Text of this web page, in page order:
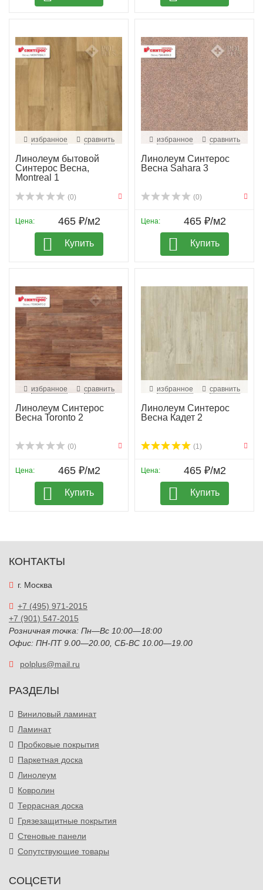
избранное сравнить
Линолеум бытовой
Синтерос Весна,
Montreal 1
(0)
Цена: 465 ₽/м2
Купить
избранное сравнить
Линолеум Синтерос
Весна Sahara 3
(0)
Цена: 465 ₽/м2
Купить
избранное сравнить
Линолеум Синтерос
Весна Toronto 2
(0)
Цена: 465 ₽/м2
Купить
избранное сравнить
Линолеум Синтерос
Весна Кадет 2
(1)
Цена: 465 ₽/м2
Купить
КОНТАКТЫ
г. Москва
+7 (495) 971-2015
+7 (901) 547-2015
Розничная точка: Пн—Вс 10:00—18:00
Офис: ПН-ПТ 9.00—20.00, СБ-ВС 10.00—19.00
polplus@mail.ru
РАЗДЕЛЫ
Виниловый ламинат
Ламинат
Пробковые покрытия
Паркетная доска
Линолеум
Ковролин
Террасная доска
Грязезащитные покрытия
Стеновые панели
Сопутствующие товары
СОЦСЕТИ